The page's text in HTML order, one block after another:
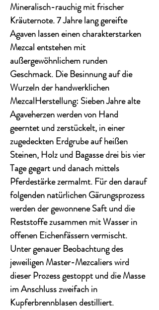
Mineralisch-rauchig mit frischer
Kräuternote. 7 Jahre lang gereifte
Agaven lassen einen charakterstarken
Mezcal entstehen mit
außergewöhnlichem runden
Geschmack. Die Besinnung auf die
Wurzeln der handwerklichen
MezcalHerstellung: Sieben Jahre alte
Agaveherzen werden von Hand
geerntet und zerstückelt, in einer
zugedeckten Erdgrube auf heißen
Steinen, Holz und Bagasse drei bis vier
Tage gegart und danach mittels
Pferdestärke zermalmt. Für den darauf
folgenden natürlichen Gärungsprozess
werden der gewonnene Saft und die
Reststoffe zusammen mit Wasser in
offenen Eichenfässern vermischt.
Unter genauer Beobachtung des
jeweiligen Master-Mezcaliers wird
dieser Prozess gestoppt und die Masse
im Anschluss zweifach in
Kupferbrennblasen destilliert.